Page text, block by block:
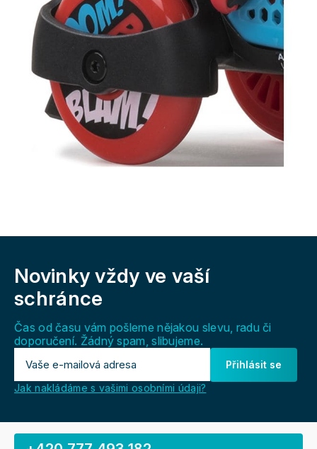
Novinky vždy ve vaší
schránce
Čas od času vám pošleme nějakou slevu, radu či
doporučení. Žádný spam, slibujeme.
Přihlásit se
Jak nakládáme s vašimi osobními údaji?